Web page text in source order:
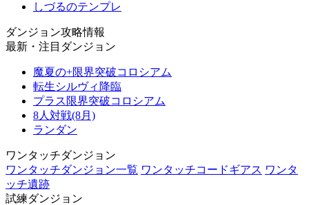
しづるのテンプレ
ダンジョン攻略情報
最新・注目ダンジョン
魔夏の+限界突破コロシアム
転生シルヴィ降臨
プラス限界突破コロシアム
8人対戦(8月)
ランダン
ワンタッチダンジョン
ワンタッチダンジョン一覧 ワンタッチコードギアス ワンタ
ッチ遺跡
試練ダンジョン